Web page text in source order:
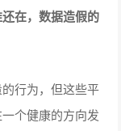
在，数据造假的
行为，但这些平
个健康的方向发